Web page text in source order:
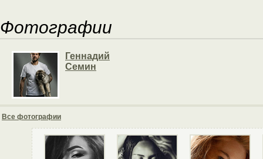
Фотографии
Геннадий
Семин
Все фотографии